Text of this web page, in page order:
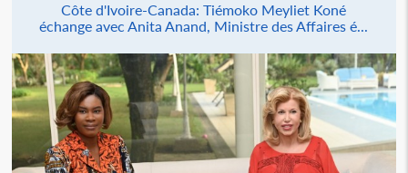
Côte d'Ivoire-Canada: Tiémoko Meyliet Koné
échange avec Anita Anand, Ministre des Affaires é...